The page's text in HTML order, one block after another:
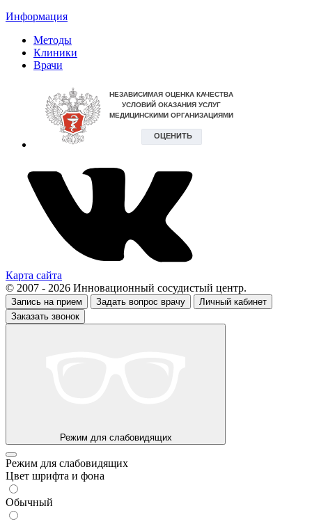
Информация
Методы
Клиники
Врачи
Карта сайта
© 2007 - 2026 Инновационный сосудистый центр.
Запись на прием Задать вопрос врачу
Личный кабинет
Заказать звонок
Режим для слабовидящих
Режим для слабовидящих
Цвет шрифта и фона
Обычный